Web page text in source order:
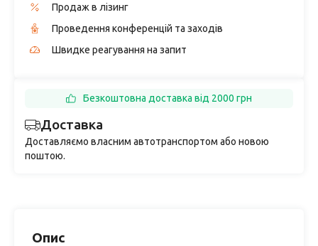
Продаж в лізинг
Проведення конференцій та заходів
Швидке реагування на запит
Доставка
Доставляємо власним автотранспортом або новою
поштою.
Безкоштовна доставка від 2000 грн
Опис